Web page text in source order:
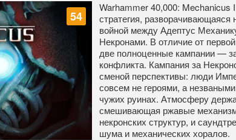
54
Warhammer 40,000: Mechanicus
стратегия, разворачивающаяся
войной между Адептус
Некронами. В отличие от
две полноценные кампании —
конфликта. Кампания за
сменой перспективы: люди
совсем не героями, а
чужих руинах. Атмосферу
смешивающая ржавые
некронских структур, и
шума и механических хоралов.